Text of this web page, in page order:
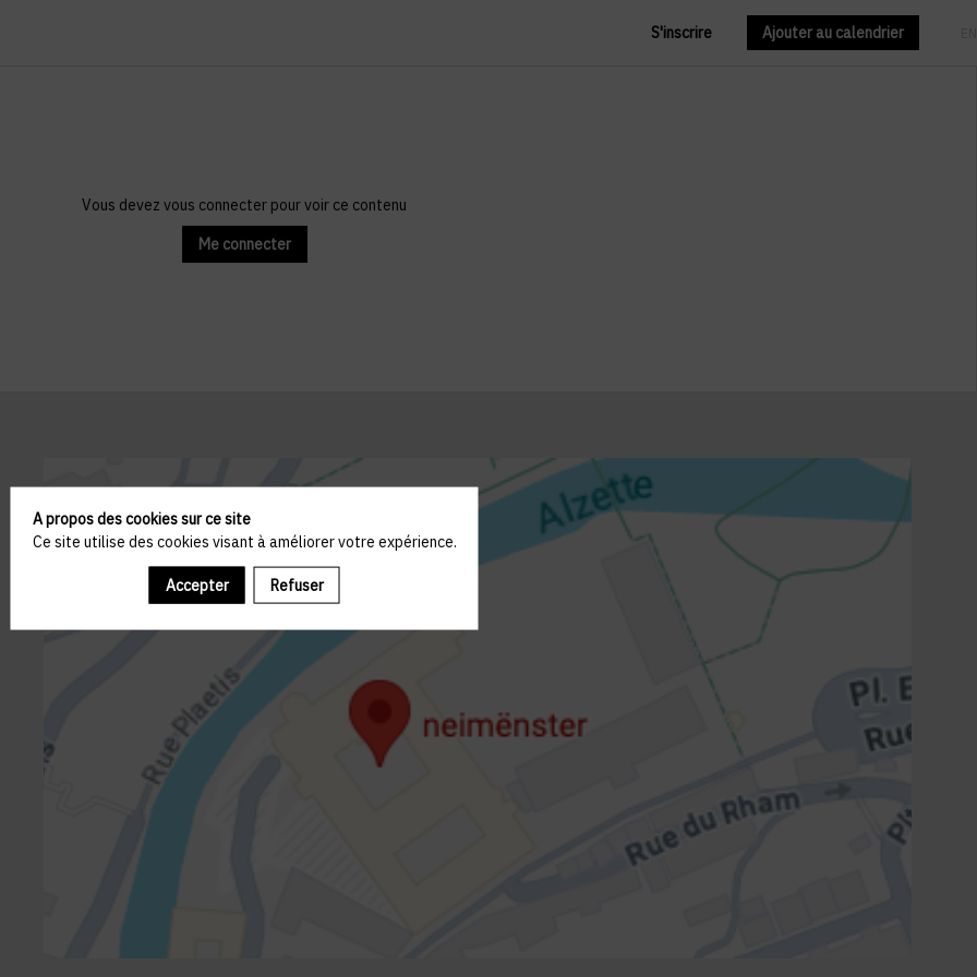
S'inscrire Ajouter au calendrier
Vous devez vous connecter pour voir ce contenu
Me connecter
A propos des cookies sur ce site
Ce site utilise des cookies visant à améliorer votre expérience.
Accepter Refuser